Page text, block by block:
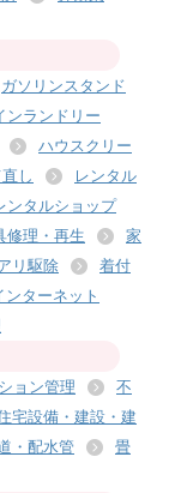
ガソリンスタンド
ンランドリー
ハウスクリー
し
レンタル
ンタルショップ
修理・再生
家
リ駆除
着付
ンターネット
ョン管理
不
宅設備・建設・建
・配水管
畳